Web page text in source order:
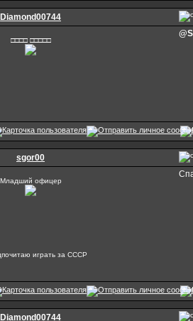
Diamond00744
□□□□ □□□□□
sgor00
Младший офицер
Diamond00744